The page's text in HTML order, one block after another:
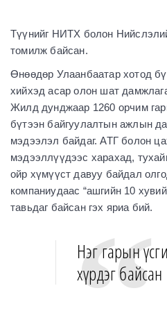
Түүнийг НИТХ болон
томилж байсан.
Өнөөдөр Улаанбаатар хотод
хийхэд асар олон шат
Жилд дунджаар 1260 орчим
бүтээн байгуулалтын ажлын
мэдээлэл байдаг. АТГ болон
мэдээллүүдээс харахад,
ойр хүмүүст давуу байдал
компаниудаас “ашгийн 10
тавьдаг байсан гэх яриа бий.
Нэг гарын
хүрдэг